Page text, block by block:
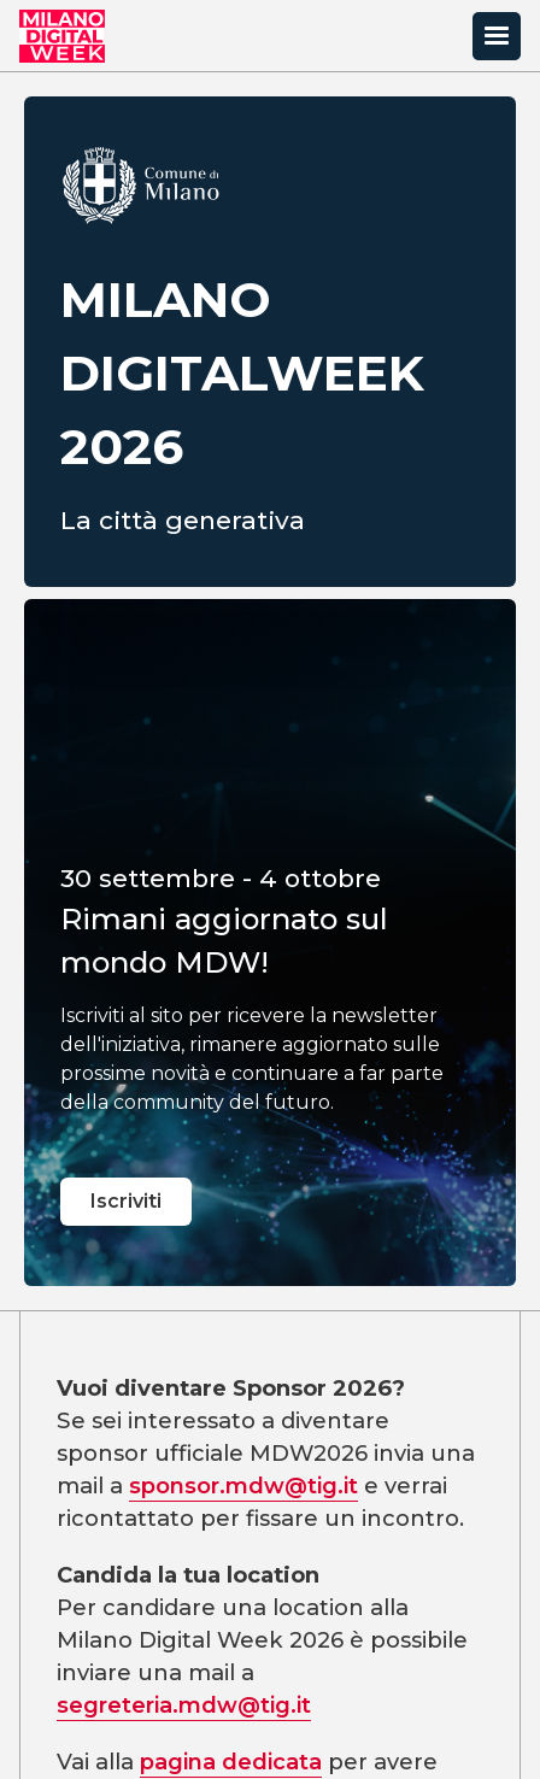
MILANO
DIGITALWEEK
2026
La città generativa
30 settembre - 4 ottobre
Rimani aggiornato sul
mondo MDW!
Iscriviti al sito per ricevere la newsletter
dell'iniziativa, rimanere aggiornato sulle
prossime novità e continuare a far parte
della community del futuro.
Iscriviti
Vuoi diventare Sponsor 2026?
Se sei interessato a diventare
sponsor ufficiale MDW2026 invia una
mail a sponsor.mdw@tig.it e verrai
ricontattato per fissare un incontro.
Candida la tua location
Per candidare una location alla
Milano Digital Week 2026 è possibile
inviare una mail a
segreteria.mdw@tig.it
Vai alla pagina dedicata per avere